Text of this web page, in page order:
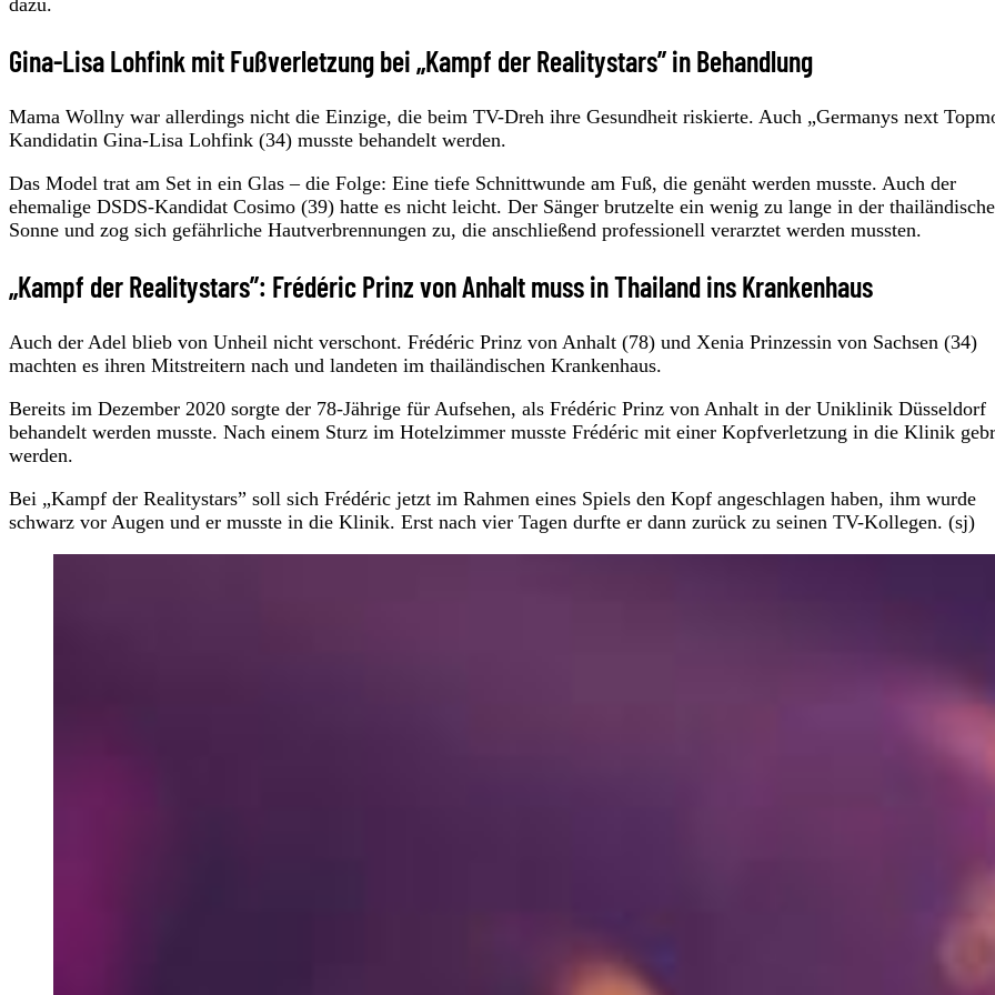
Gina-Lisa Lohfink mit Fußverletzung bei „Kampf der Realitystars” in Behandlung
Mama Wollny war allerdings nicht die Einzige, die beim TV-Dreh ihre Gesundheit riskierte. Auch „Germanys next
Kandidatin Gina-Lisa Lohfink (34) musste behandelt werden.
Das Model trat am Set in ein Glas – die Folge: Eine tiefe Schnittwunde am Fuß, die genäht werden musste. Auch der
ehemalige DSDS-Kandidat Cosimo (39) hatte es nicht leicht. Der Sänger brutzelte ein wenig zu lange in der
Sonne und zog sich gefährliche Hautverbrennungen zu, die anschließend professionell verarztet werden mussten.
„Kampf der Realitystars”: Frédéric Prinz von Anhalt muss in Thailand ins Krankenhaus
Auch der Adel blieb von Unheil nicht verschont. Frédéric Prinz von Anhalt (78) und Xenia Prinzessin von Sachsen (34)
machten es ihren Mitstreitern nach und landeten im thailändischen Krankenhaus.
Bereits im Dezember 2020 sorgte der 78-Jährige für Aufsehen, als Frédéric Prinz von Anhalt in der Uniklinik Düsseldorf
behandelt werden musste. Nach einem Sturz im Hotelzimmer musste Frédéric mit einer Kopfverletzung in die Klinik
werden.
Bei „Kampf der Realitystars” soll sich Frédéric jetzt im Rahmen eines Spiels den Kopf angeschlagen haben, ihm wurde
schwarz vor Augen und er musste in die Klinik. Erst nach vier Tagen durfte er dann zurück zu seinen TV-Kollegen. (sj)